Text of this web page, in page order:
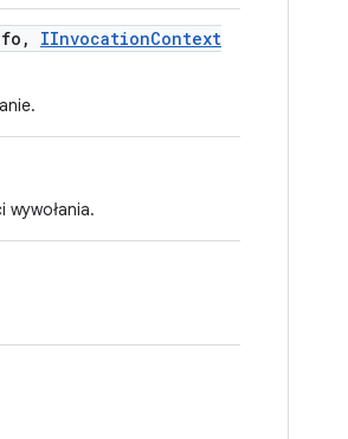
, IInvocationContext